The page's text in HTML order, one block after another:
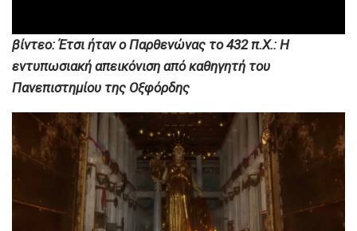
βίντεο: Έτσι ήταν ο Παρθενώνας το 432 π.Χ.: Η
εντυπωσιακή απεικόνιση από καθηγητή του
Πανεπιστημίου της Οξφόρδης